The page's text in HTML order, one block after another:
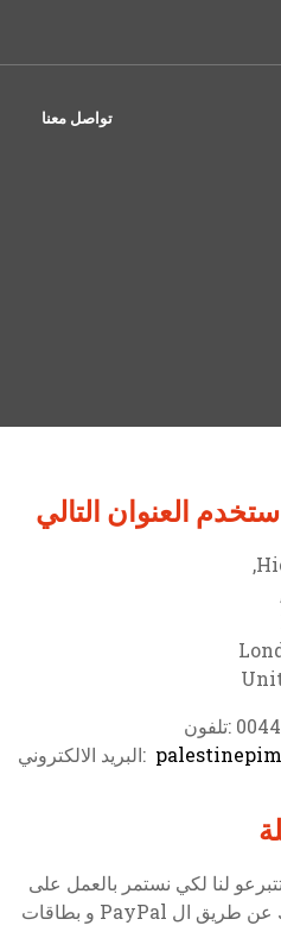
تواصل معنا
العنوان التالي
:البريد الالكتروني
لنا لكي نستمر بالعمل على
حسابنا في البنك عن طريق ال PayPal و بطاقات